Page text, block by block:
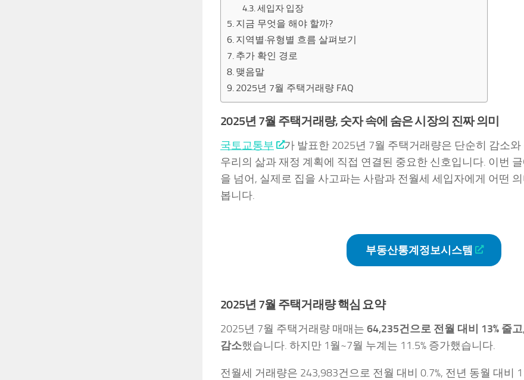
세입자 입장
지금 무엇을 해야 할까?
지역별·유형별 흐름 살펴보기
추가 확인 경로
맺음말
2025년 7월 주택거래량 FAQ
2025년 7월 주택거래량, 숫자 속에 숨은 시장의 진짜 의미
국토교통부
가 발표한 2025년 7월 주택거래량은 단순히 감소
우리의 삶과 재정 계획에 직접 연결된 중요한 신호입니다. 이번
을 넘어, 실제로 집을 사고파는 사람과 전월세 세입자에게 어떤
봅니다.
부동산통계정보시스템
2025년 7월 주택거래량 핵심 요약
2025년 7월 주택거래량 매매는 64,235건으로 전월 대비 13% 줄
감소했습니다. 하지만 1월~7월 누계는 11.5% 증가했습니다.
전월세 거래량은 243,983건으로 전월 대비 0.7%, 전년 동월 대비